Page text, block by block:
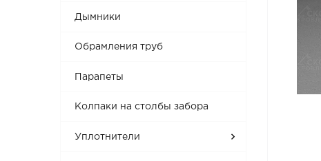
Дымники
Обрамления труб
Парапеты
Колпаки на столбы забора
Уплотнители